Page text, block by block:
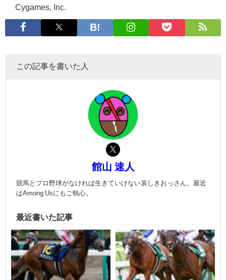
© Cygames, Inc.
この記事を書いた人
館山 速人
競馬とプロ野球がなければ生きていけない哀しきおっさん。最近
はAmong Usにもご執心。
最近書いた記事